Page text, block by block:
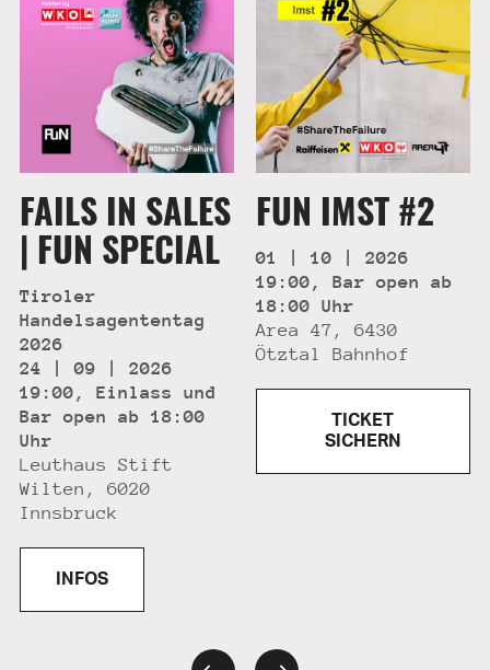
FAILS IN SALES
| FUN SPECIAL
Tiroler
Handelsagententag
2026
24 | 09 | 2026
19:00, Einlass und
Bar open ab 18:00
Uhr
Leuthaus Stift
Wilten, 6020
Innsbruck
INFOS
FUN IMST #2
01 | 10 | 2026
19:00, Bar open ab
18:00 Uhr
Area 47, 6430
Ötztal Bahnhof
TICKET
SICHERN